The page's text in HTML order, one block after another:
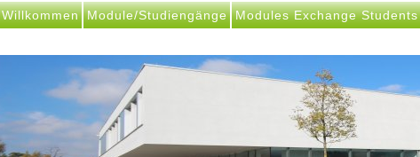
Willkommen Module/Studiengänge Modules Exchange Students